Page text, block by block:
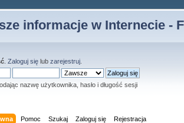
informacje w Internecie -
Zaloguj się lub zarejestruj
nazwę użytkownika, hasło i długość sesji
Pomoc Szukaj Zaloguj się Rejestracja